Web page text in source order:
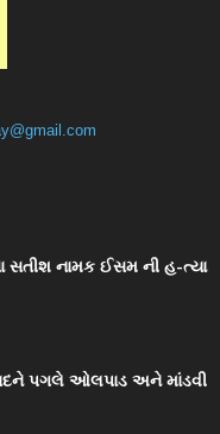
સતીશ નામક ઈસમ ની હ-ત્યા
પગલે ઓલપાડ અને માંડવી